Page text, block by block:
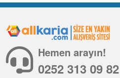
Hemen arayın!
0252 313 09 82